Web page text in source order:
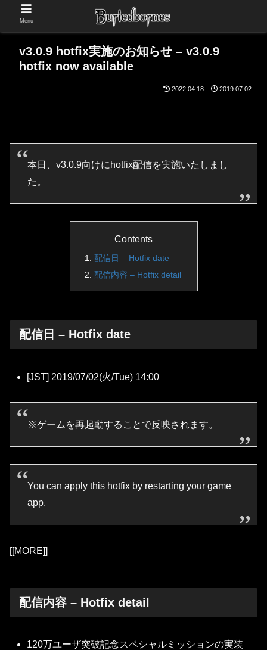
v3.0.9 hotfix実施のお知らせ – v3.0.9
hotfix now available
2022.04.18 2019.07.02
本日、v3.0.9向けにhotfix配信を実施いたしまし
た。
Contents
配信日 – Hotfix date
配信内容 – Hotfix detail
配信日 – Hotfix date
[JST] 2019/07/02(火/Tue) 14:00
※ゲームを再起動することで反映されます。
You can apply this hotfix by restarting your game
app.
[[MORE]]
配信内容 – Hotfix detail
120万ユーザ突破記念スペシャルミッションの実装
Menu